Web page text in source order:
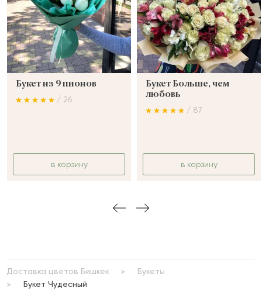
Букет из 9 пионов
/ 26
в корзину
Букет Больше, чем
любовь
/ 87
в корзину
Доставка цветов Бишкек
Букеты
Букет Чудесный